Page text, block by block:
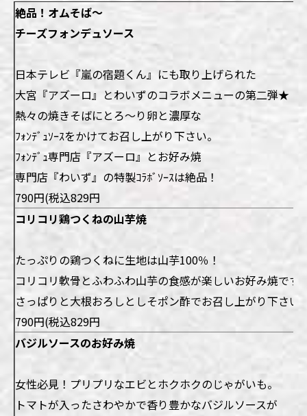
絶品！オムそば～
チーズフォンデュソース
日本テレビ『嵐の宿題くん』にも取り上げられた
大宮『アズーロ』とわいずのコラボメニューの第二弾★
熱々の焼きそばにとろ～り卵と濃厚な
ﾌｫﾝﾃﾞｭｿｰｽをかけてお召し上がり下さい。
ﾌｫﾝﾃﾞｭ専門店『アズーロ』とお好み焼
専門店『わいず』の特製ｺﾗﾎﾞｿｰｽは絶品！
790円(税込829円
コリコリ鶏つくねの山芋焼
たっぷりの鶏つくねに生地は山芋100％！
コリコリ軟骨とふわふわ山芋の食感が楽しいお好み焼です
さっぱりと大根おろしとしそポン酢でお召し上がり下さ
790円(税込829円
バジルソースのお好み焼
女性必見！プリプリなエビとホクホクのじゃがいも。
トマトが入ったさわやかで香り豊かなバジルソースが